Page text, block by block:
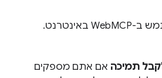
יש הרבה דרכים להשתמש ב-WebMCP באינטרנט.
תמיכה אם אתם מספקים